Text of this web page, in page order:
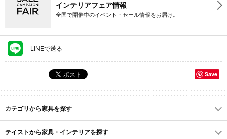
インテリアフェア情報
全国で開催中のイベント・セール情報をお届け。
LINEで送る
Save
カテゴリから家具を探す
テイストから家具・インテリアを探す